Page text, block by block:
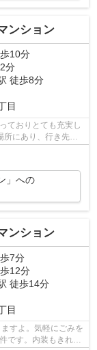
ンション
10分
分
徒歩8分
目
ておりとても充実し
にあり、行き先に
」への
ンション
7分
12分
徒歩14分
目
すよ。気軽にごみを
です。内装もきれい